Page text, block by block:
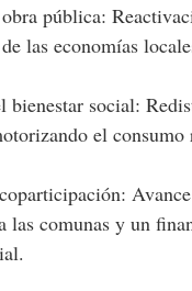
pública:
las economías
bienestar social:
el consumo
las comunas y un